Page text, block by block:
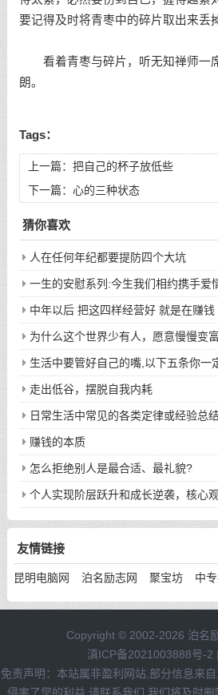
要记得及时将青枣中的碎片取出来丢
看着青枣与碎片，听无知禅师一
朗。
Tags：
上一篇： 把自己的杯子放低些
下一篇： 心的三种状态
猜你喜欢
人在任何年纪都要提防四个大坑
一生的安慰系列:今生我们相约携手爱
次的回眸才换来今生的相遇
中年以后 把这四样经营好 就是在赚钱
为什么这个世界少有人，愿意慢慢变富
生活中要管好自己的嘴,以下五条你一
走出低谷，摆脱自我内耗
日常生活中常见的各类定律或经验总
赚钱的本质
怎么拒绝别人是最合适、最礼貌?
个人实现阶层跃升和成长逆袭，核心
下八件事
友情链接
昆明电脑网 泊名励志网 聚宝坊 中
Copyright © 2002-2026 泊名
滇ICP备2021003888号-2 |
免责声明：本站属非盈利网站,部分信息来